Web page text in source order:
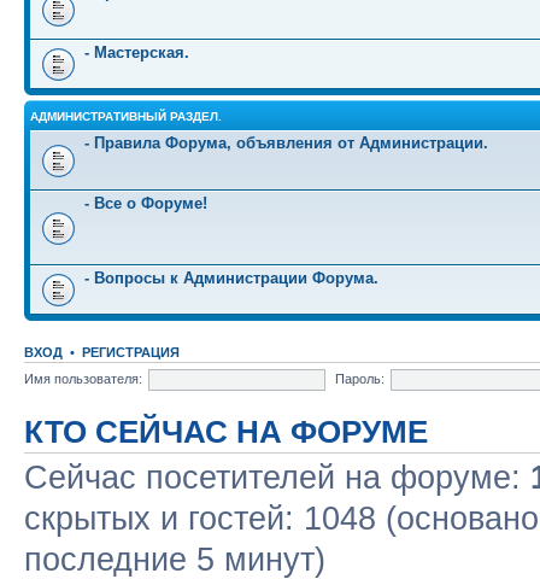
- Мастерская.
АДМИНИСТРАТИВНЫЙ РАЗДЕЛ.
- Правила Форума, объявления от Администрации.
- Все о Форуме!
- Вопросы к Администрации Форума.
ВХОД • РЕГИСТРАЦИЯ
Имя пользователя:
Пароль:
КТО СЕЙЧАС НА ФОРУМЕ
Сейчас посетителей на форуме:
скрытых и гостей: 1048
последние 5 минут)